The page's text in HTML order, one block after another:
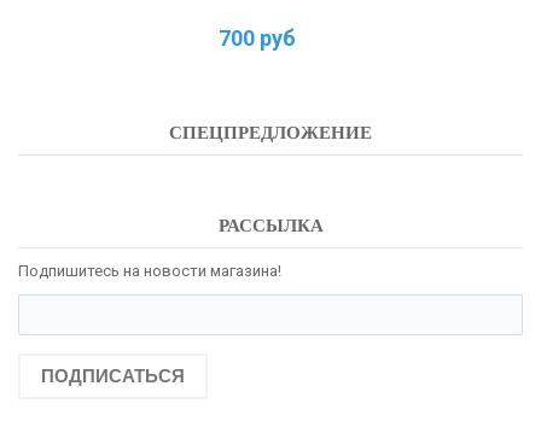
700 руб
СПЕЦПРЕДЛОЖЕНИЕ
РАССЫЛКА
Подпишитесь на новости магазина!
ПОДПИСАТЬСЯ